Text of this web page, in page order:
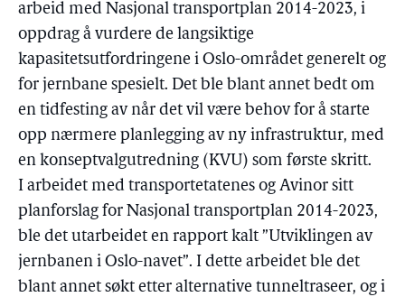
arbeid med Nasjonal transportplan 2014-2023, i
oppdrag å vurdere de langsiktige
kapasitetsutfordringene i Oslo-området generelt og
for jernbane spesielt. Det ble blant annet bedt om
en tidfesting av når det vil være behov for å starte
opp nærmere planlegging av ny infrastruktur, med
en konseptvalgutredning (KVU) som første skritt.
I arbeidet med transportetatenes og Avinor sitt
planforslag for Nasjonal transportplan 2014-2023,
ble det utarbeidet en rapport kalt ”Utviklingen av
jernbanen i Oslo-navet”. I dette arbeidet ble det
blant annet søkt etter alternative tunneltraseer, og i